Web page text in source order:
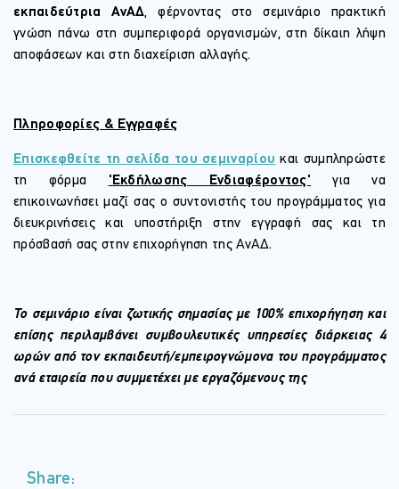
εκπαιδεύτρια ΑνΑΔ, φέρνοντας στο σεμινάριο πρακτική
γνώση πάνω στη συμπεριφορά οργανισμών, στη δίκαιη λήψη
αποφάσεων και στη διαχείριση αλλαγής.
Πληροφορίες & Εγγραφές
Επισκεφθείτε τη σελίδα του σεμιναρίου και συμπληρώστε
τη φόρμα 'Εκδήλωσης Ενδιαφέροντος' για να
επικοινωνήσει μαζί σας ο συντονιστής του προγράμματος για
διευκρινήσεις και υποστήριξη στην εγγραφή σας και τη
πρόσβασή σας στην επιχορήγηση της ΑνΑΔ.
Το σεμινάριο είναι ζωτικής σημασίας με 100% επιχορήγηση και
επίσης περιλαμβάνει συμβουλευτικές υπηρεσίες διάρκειας 4
ωρών από τον εκπαιδευτή/εμπειρογνώμονα του προγράμματος
ανά εταιρεία που συμμετέχει με εργαζόμενους της
Share: